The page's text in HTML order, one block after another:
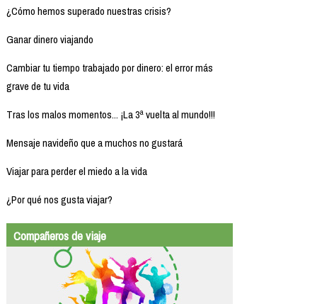
¿Cómo hemos superado nuestras crisis?
Ganar dinero viajando
Cambiar tu tiempo trabajado por dinero: el error más
grave de tu vida
Tras los malos momentos... ¡La 3ª vuelta al mundo!!!
Mensaje navideño que a muchos no gustará
Viajar para perder el miedo a la vida
¿Por qué nos gusta viajar?
Compañeros de viaje